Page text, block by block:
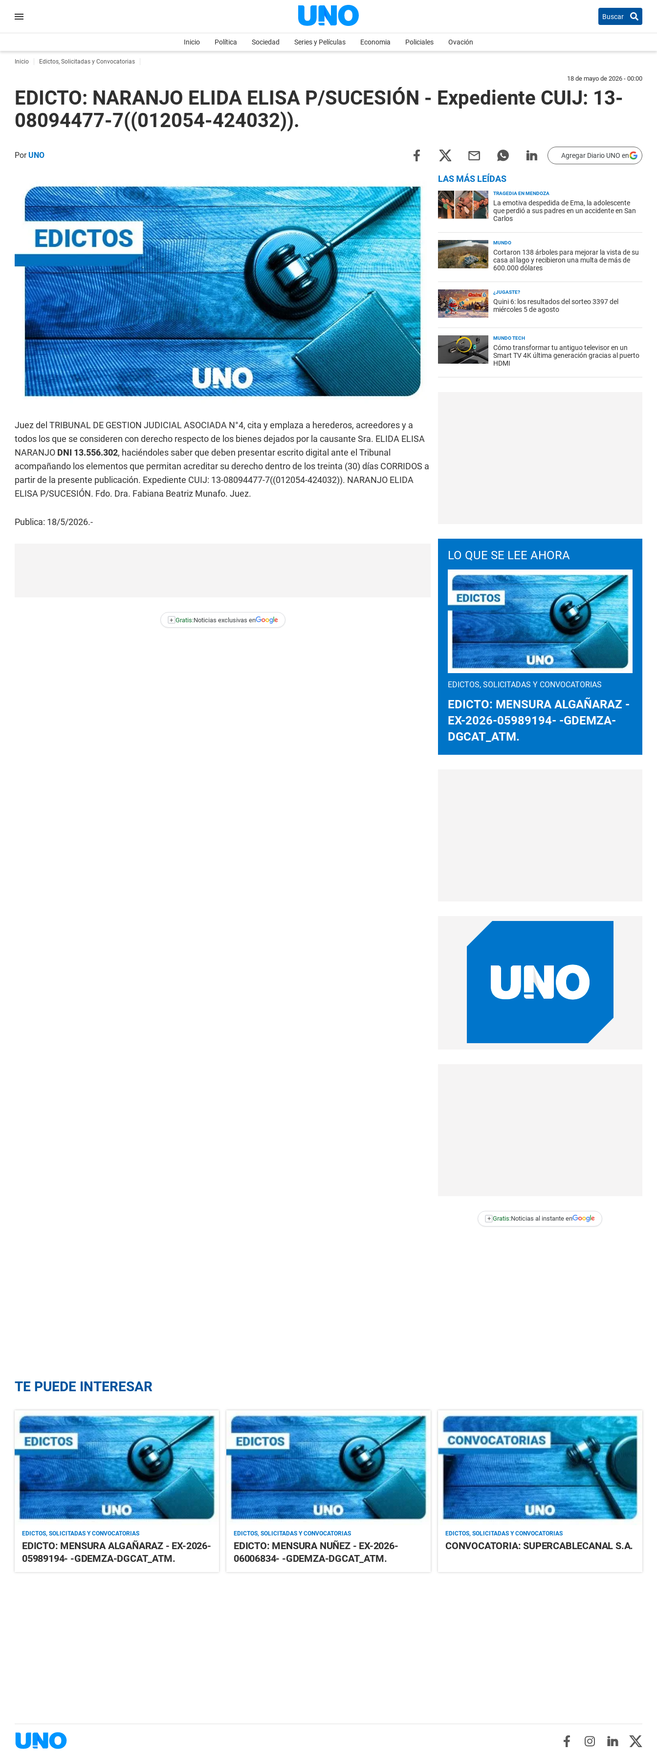
Buscar
Inicio Política Sociedad Series y Películas Economia Policiales Ovación
Inicio Edictos, Solicitadas y Convocatorias
18 de mayo de 2026 - 00:00
EDICTO: NARANJO ELIDA ELISA P/SUCESIÓN - Expediente CUIJ: 13-
08094477-7((012054-424032)).
PorUNO Agregar Diario UNO en
Juez del TRIBUNAL DE GESTION JUDICIAL ASOCIADA N°4, cita y emplaza a herederos, acreedores y a
todos los que se consideren con derecho respecto de los bienes dejados por la causante Sra. ELIDA ELISA
NARANJO DNI 13.556.302, haciéndoles saber que deben presentar escrito digital ante el Tribunal
acompañando los elementos que permitan acreditar su derecho dentro de los treinta (30) días CORRIDOS a
partir de la presente publicación. Expediente CUIJ: 13-08094477-7((012054-424032)). NARANJO ELIDA
ELISA P/SUCESIÓN. Fdo. Dra. Fabiana Beatriz Munafo. Juez.
Publica: 18/5/2026.-
+ Gratis:Noticias exclusivas en
LAS MÁS LEÍDAS
TRAGEDIA EN MENDOZA
La emotiva despedida de Ema, la adolescente
que perdió a sus padres en un accidente en San
Carlos
MUNDO
Cortaron 138 árboles para mejorar la vista de su
casa al lago y recibieron una multa de más de
600.000 dólares
¿JUGASTE?
Quini 6: los resultados del sorteo 3397 del
miércoles 5 de agosto
MUNDO TECH
Cómo transformar tu antiguo televisor en un
Smart TV 4K última generación gracias al puerto
HDMI
LO QUE SE LEE AHORA
EDICTOS, SOLICITADAS Y CONVOCATORIAS
EDICTO: MENSURA ALGAÑARAZ -
EX-2026-05989194- -GDEMZA-
DGCAT_ATM.
+ Gratis:Noticias al instante en
TE PUEDE INTERESAR
EDICTOS, SOLICITADAS Y CONVOCATORIAS
EDICTO: MENSURA ALGAÑARAZ - EX-2026-
05989194- -GDEMZA-DGCAT_ATM.
EDICTOS, SOLICITADAS Y CONVOCATORIAS
EDICTO: MENSURA NUÑEZ - EX-2026-
06006834- -GDEMZA-DGCAT_ATM.
EDICTOS, SOLICITADAS Y CONVOCATORIAS
CONVOCATORIA: SUPERCABLECANAL S.A.